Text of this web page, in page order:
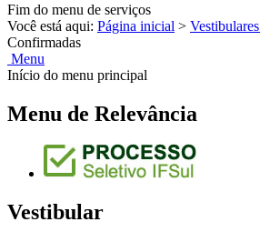
Fim do menu de serviços
Você está aqui: Página inicial >
Confirmadas
Menu
Início do menu principal
Menu de Relevância
Vestibular